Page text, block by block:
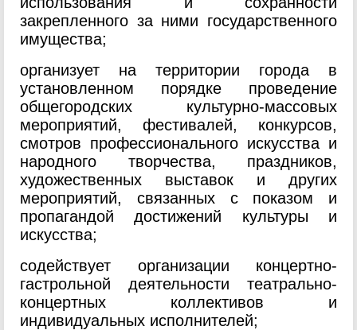
закрепленного за ними государственного
имущества;
организует на территории города в
установленном порядке проведение
общегородских культурно-массовых
мероприятий, фестивалей, конкурсов,
смотров профессионального искусства и
народного творчества, праздников,
художественных выставок и других
мероприятий, связанных с показом и
пропагандой достижений культуры и
искусства;
содействует организации концертно-
гастрольной деятельности театрально-
концертных коллективов и
индивидуальных исполнителей;